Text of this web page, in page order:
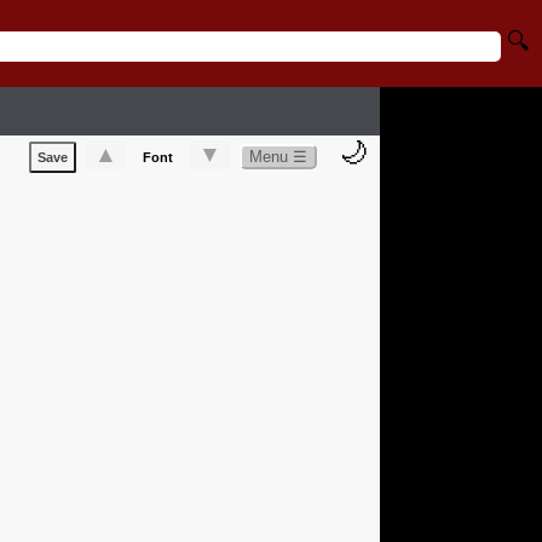
🔍
Save ▲ Font ▼ Menu ☰ 🌙